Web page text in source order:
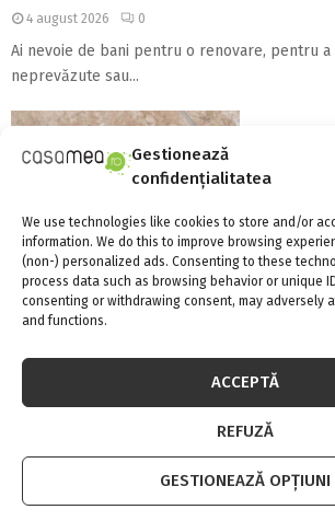
Gestionează
confidențialitatea
We use technologies like cookies to store and/or
information. We do this to improve browsing
(non-) personalized ads. Consenting to these
process data such as browsing behavior or unique
consenting or withdrawing consent, may adversely
and functions.
ACCEPTĂ
REFUZĂ
GESTIONEAZĂ OPȚIUNI
4 august 2026 0
Ai nevoie de bani pentru o renovare, pentru
neprevăzute sau...
Există aparate anti-gândaci și
ieftine, și bune?!
URMARESTE-NE PE FACEBOOK